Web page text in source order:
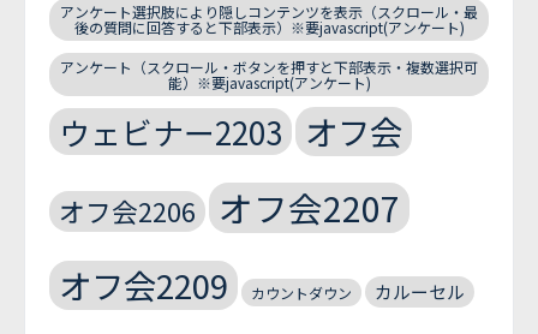
アンケート選択肢により隠しコンテンツを表示（スクロール・最
後の質問に回答すると下部表示）※要javascript(アンケート)
アンケート（スクロール・ボタンを押すと下部表示・複数選択可
能）※要javascript(アンケート)
ウェビナー2203 オフ会
オフ会2206 オフ会2207
オフ会2209 カウントダウン カルーセル